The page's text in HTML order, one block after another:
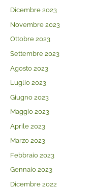
Dicembre 2023
Novembre 2023
Ottobre 2023
Settembre 2023
Agosto 2023
Luglio 2023
Giugno 2023
Maggio 2023
Aprile 2023
Marzo 2023
Febbraio 2023
Gennaio 2023
Dicembre 2022